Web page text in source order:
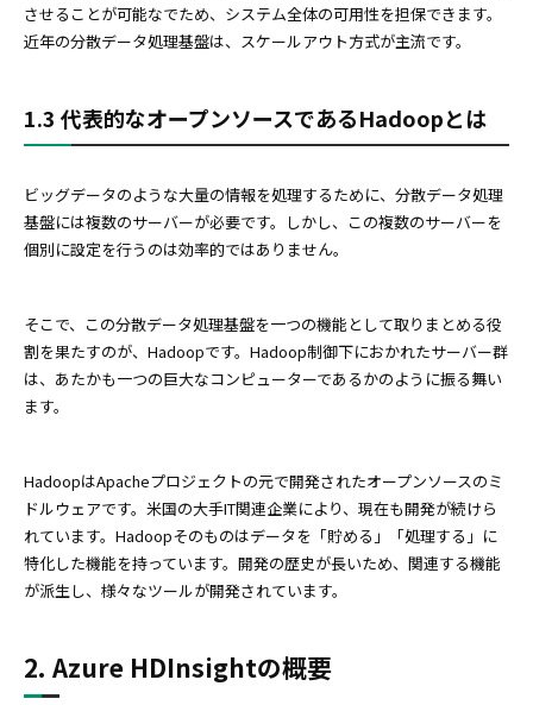
させることが可能なでため、システム全体の可用性を担保できます。
近年の分散データ処理基盤は、スケールアウト方式が主流です。
1.3 代表的なオープンソースであるHadoopとは
ビッグデータのような大量の情報を処理するために、分散データ処理
基盤には複数のサーバーが必要です。しかし、この複数のサーバーを
個別に設定を行うのは効率的ではありません。
そこで、この分散データ処理基盤を一つの機能として取りまとめる役
割を果たすのが、Hadoopです。Hadoop制御下におかれたサーバー群
は、あたかも一つの巨大なコンピューターであるかのように振る舞い
ます。
HadoopはApacheプロジェクトの元で開発されたオープンソースのミ
ドルウェアです。米国の大手IT関連企業により、現在も開発が続けら
れています。Hadoopそのものはデータを「貯める」「処理する」に
特化した機能を持っています。開発の歴史が長いため、関連する機能
が派生し、様々なツールが開発されています。
2. Azure HDInsightの概要